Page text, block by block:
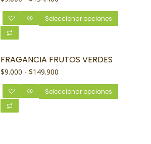
Seleccionar opciones
FRAGANCIA FRUTOS VERDES
$9.000 - $149.900
Seleccionar opciones